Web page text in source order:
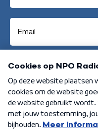
Algemene voorwaarden